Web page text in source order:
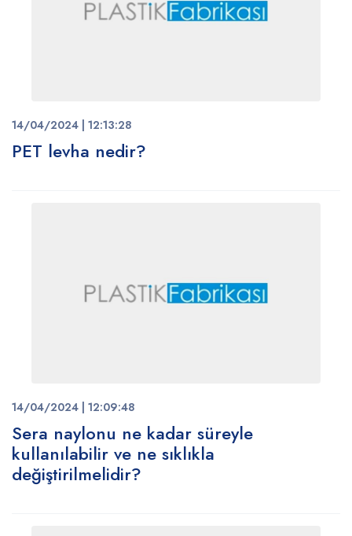
14/04/2024 | 12:13:28
PET levha nedir?
14/04/2024 | 12:09:48
Sera naylonu ne kadar süreyle
kullanılabilir ve ne sıklıkla
değiştirilmelidir?